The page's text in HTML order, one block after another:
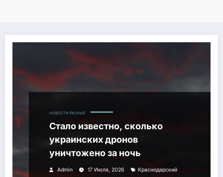
НОВОСТИ РАЗНЫЕ
Стало известно, сколько
украинских дронов
уничтожено за ночь
Admin 17 Июля, 2026
Краснодарский